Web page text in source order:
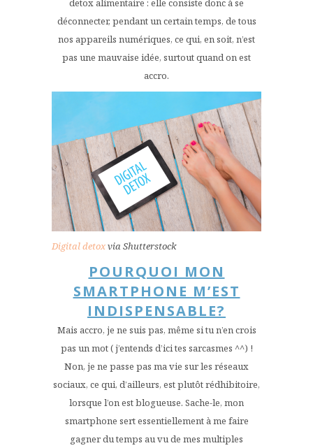
detox alimentaire : elle consiste donc à se
déconnecter, pendant un certain temps, de tous
nos appareils numériques, ce qui, en soit, n’est
pas une mauvaise idée, surtout quand on est
accro.
Digital detoxvia Shutterstock
POURQUOI MON
SMARTPHONE M’EST
INDISPENSABLE?
Mais accro, je ne suis pas, même si tu n’en crois
pas un mot ( j’entends d’ici tes sarcasmes ^^) !
Non, je ne passe pas ma vie sur les réseaux
sociaux, ce qui, d’ailleurs, est plutôt rédhibitoire,
lorsque l’on est blogueuse. Sache-le, mon
smartphone sert essentiellement à me faire
gagner du temps au vu de mes multiples